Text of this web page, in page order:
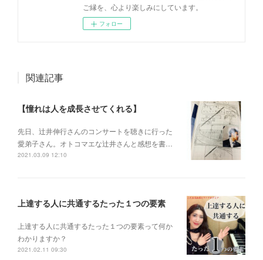
ご縁を、心より楽しみにしています。
フォロー
関連記事
【憧れは人を成長させてくれる】
先日、辻井伸行さんのコンサートを 聴きに行った
愛弟子さん。 オトコマエな辻井さんと 感想を書…
2021.03.09 12:10
上達する人に共通するたった１つの要素
上達する人に共通するたった１つの要素って何か
わかりますか？
2021.02.11 09:30